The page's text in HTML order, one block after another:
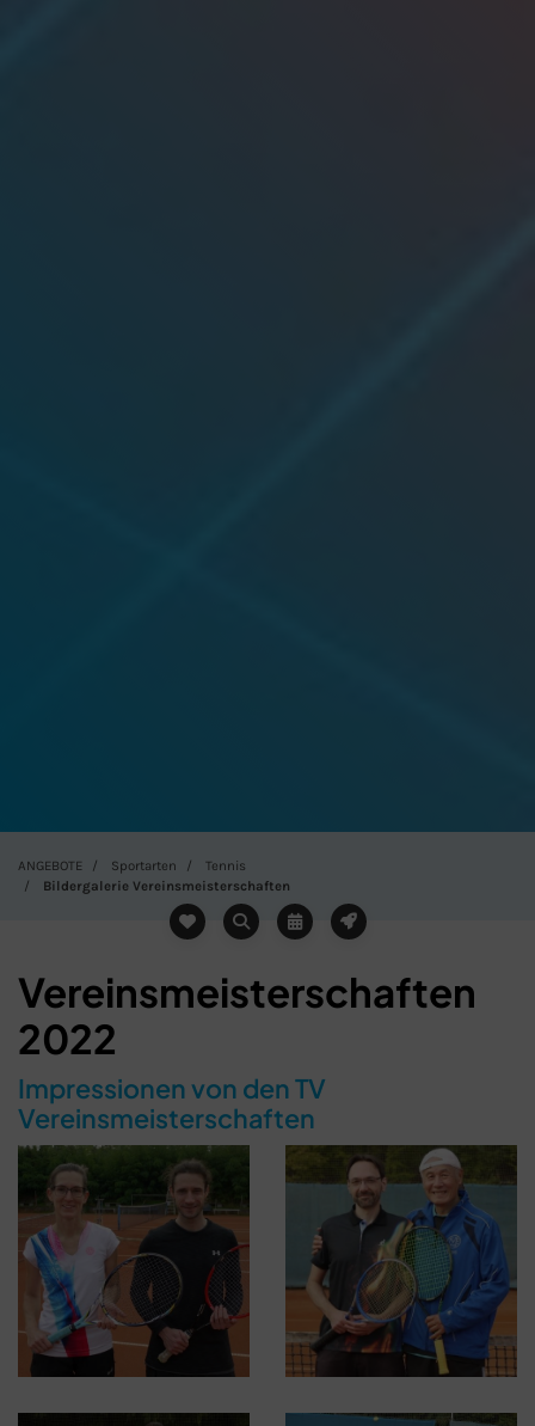
ANGEBOTE Sportarten
Tennis
Bildergalerie Vereinsmeisterschaften
Vereinsmeisterschaften
2022
Impressionen von den TV
Vereinsmeisterschaften